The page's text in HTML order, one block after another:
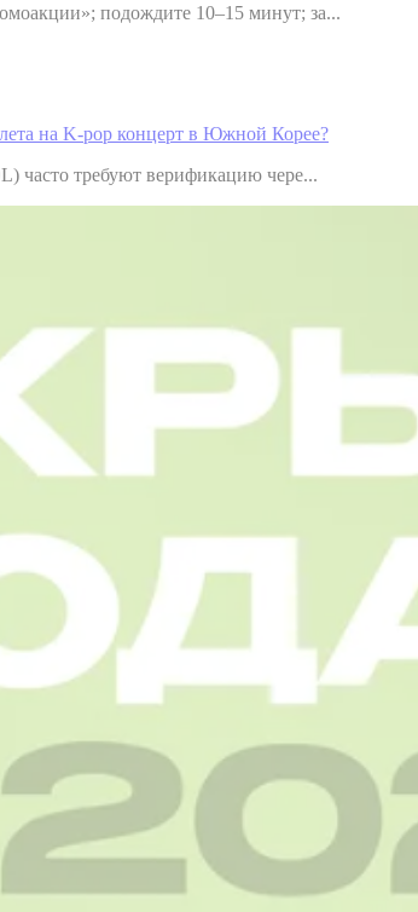
подождите 10–15 минут; за...
на K-pop концерт в Южной Корее?
часто требуют верификацию чере...